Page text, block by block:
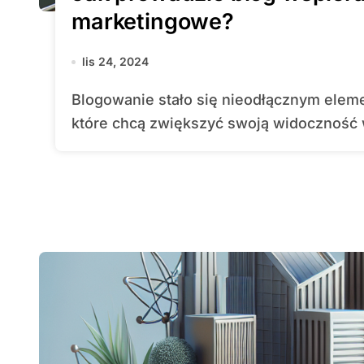
marketingowe?
lis 24, 2024
Blogowanie stało się nieodłącznym elementem strategii marketingowych wielu firm,
które chcą zwiększyć swoją widoczność